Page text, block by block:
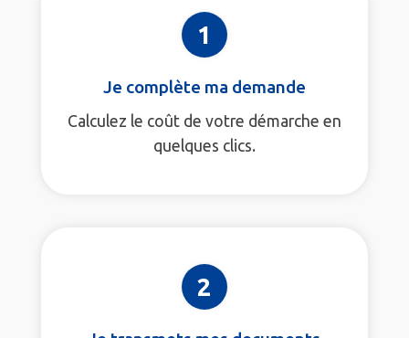
1
Je complète ma demande
Calculez le coût de votre démarche en
quelques clics.
2